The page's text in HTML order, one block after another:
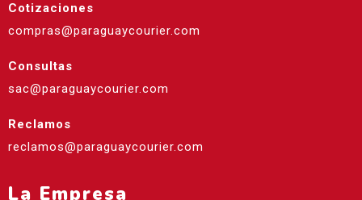
Cotizaciones
compras@paraguaycourier.com
Consultas
sac@paraguaycourier.com
Reclamos
reclamos@paraguaycourier.com
La Empresa